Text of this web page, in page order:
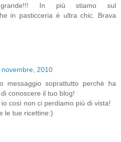
grande!!! In più stiamo sul
in pasticceria è ultra chic. Brava
2010
messaggio soprattutto perchè ha
conoscere il tuo blog!
così non ci perdiamo più di vista!
le tue ricettine:)